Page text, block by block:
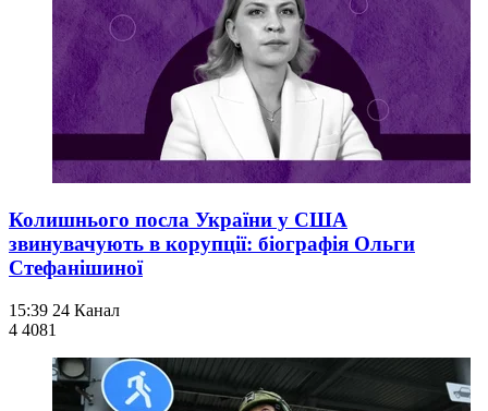
Колишнього посла України у США
звинувачують в корупції: біографія Ольги
Стефанішиної
15:39 24 Канал
4 4081